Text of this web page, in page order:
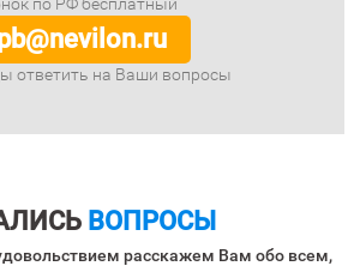
ответить на Ваши вопросы
ВОПРОСЫ
расскажем Вам обо всем,